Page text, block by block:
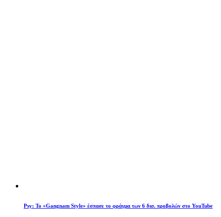
Psy: Το «Gangnam Style» έσπασε το φράγμα των 6 δισ. προβολών στο YouTube